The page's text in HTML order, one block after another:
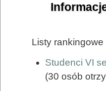
Listy
Studenci VI
(30 osób